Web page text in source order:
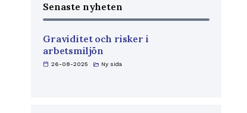
Senaste nyheten
Graviditet och risker i
arbetsmiljön
calendar_today 26-08-2025 folder_open Ny sida